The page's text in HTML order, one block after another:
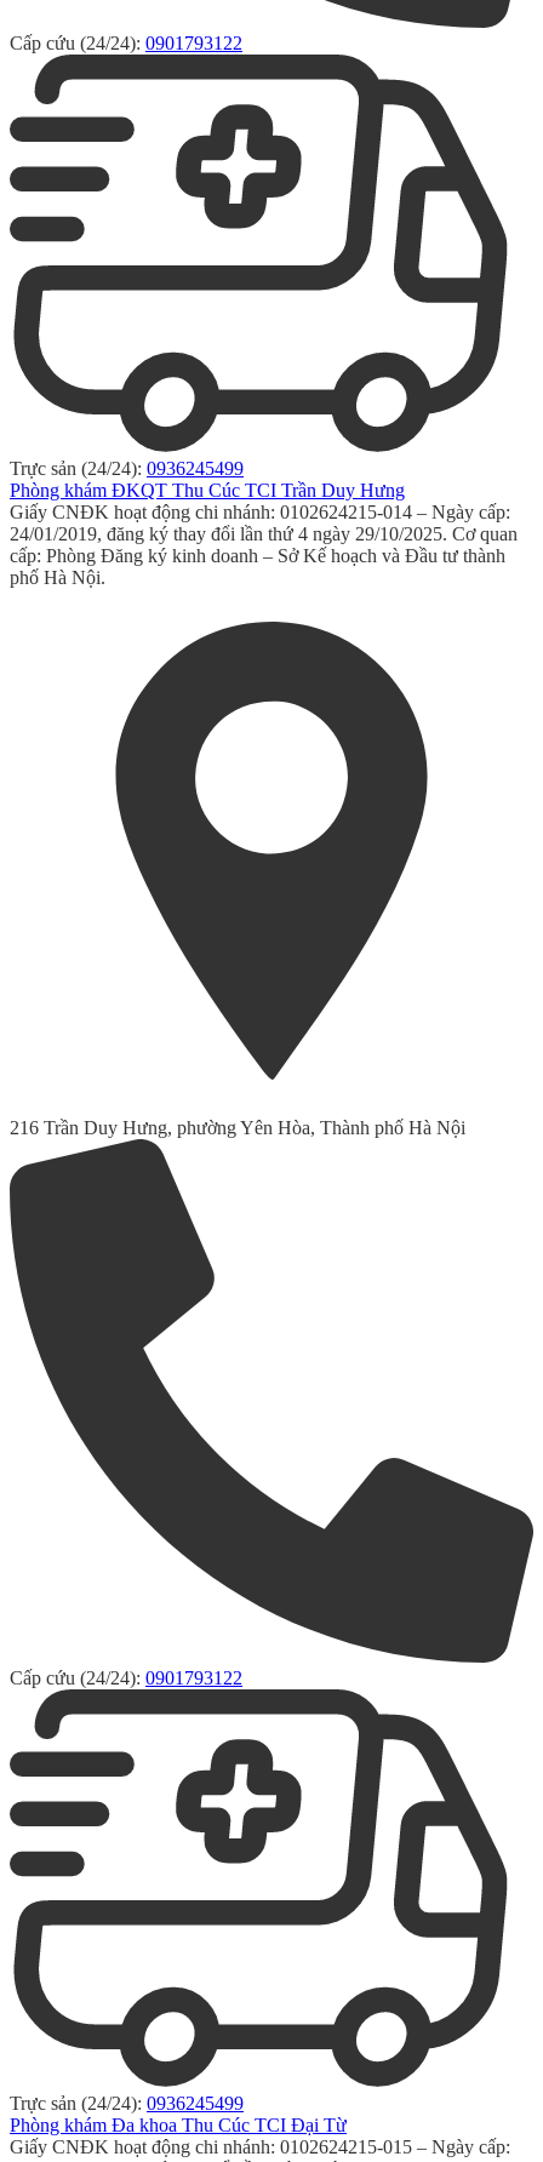
Cấp cứu (24/24): 0901793122
Trực sản (24/24): 0936245499
Phòng khám ĐKQT Thu Cúc TCI Trần Duy Hưng
Giấy CNĐK hoạt động chi nhánh: 0102624215-014 – Ngày cấp:
24/01/2019, đăng ký thay đổi lần thứ 4 ngày 29/10/2025. Cơ quan
cấp: Phòng Đăng ký kinh doanh – Sở Kế hoạch và Đầu tư thành
phố Hà Nội.
216 Trần Duy Hưng, phường Yên Hòa, Thành phố Hà Nội
Cấp cứu (24/24): 0901793122
Trực sản (24/24): 0936245499
Phòng khám Đa khoa Thu Cúc TCI Đại Từ
Giấy CNĐK hoạt động chi nhánh: 0102624215-015 – Ngày cấp: